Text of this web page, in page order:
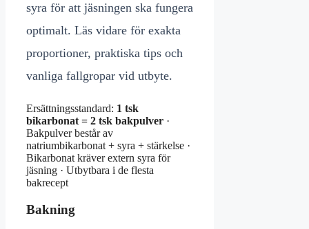
syra för att jäsningen ska fungera
optimalt. Läs vidare för exakta
proportioner, praktiska tips och
vanliga fallgropar vid utbyte.
Ersättningsstandard: 1 tsk
bikarbonat = 2 tsk bakpulver ·
Bakpulver består av
natriumbikarbonat + syra + stärkelse ·
Bikarbonat kräver extern syra för
jäsning · Utbytbara i de flesta
bakrecept
Bakning